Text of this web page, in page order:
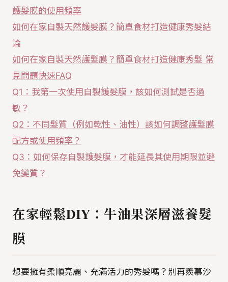
護髮膜的使用頻率
如何在家自製天然護髮膜？簡單食材打造健康秀髮結
論
如何在家自製天然護髮膜？簡單食材打造健康秀髮 常
見問題快速FAQ
Q1：我第一次使用自製護髮膜，該如何測試是否過
敏？
Q2：不同髮質（例如乾性、油性）該如何調整護髮膜
配方或使用頻率？
Q3：如何保存自製護髮膜，才能延長其使用期限並避
免變質？
在家輕鬆DIY：牛油果深層滋養髮
膜
想要擁有柔順亮麗、充滿活力的秀髮嗎？別再羨慕沙